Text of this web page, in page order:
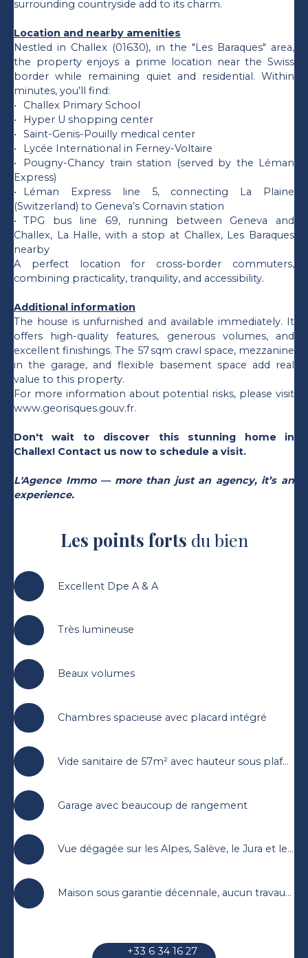
surrounding countryside add to its charm.
Location and nearby amenities
Nestled in Challex (01630), in the "Les Baraques" area,
the property enjoys a prime location near the Swiss
border while remaining quiet and residential. Within
minutes, you’ll find:
Challex Primary School
Hyper U shopping center
Saint-Genis-Pouilly medical center
Lycée International in Ferney-Voltaire
Pougny-Chancy train station (served by the Léman
Express)
Léman Express line 5, connecting La Plaine
(Switzerland) to Geneva’s Cornavin station
TPG bus line 69, running between Geneva and
Challex, La Halle, with a stop at Challex, Les Baraques
nearby
A perfect location for cross-border commuters,
combining practicality, tranquility, and accessibility.
Additional information
The house is unfurnished and available immediately. It
offers high-quality features, generous volumes, and
excellent finishings. The 57 sqm crawl space, mezzanine
in the garage, and flexible basement space add real
value to this property.
For more information about potential risks, please visit
www.georisques.gouv.fr.
Don't wait to discover this stunning home in
Challex! Contact us now to schedule a visit.
L'Agence Immo — more than just an agency, it’s an
experience.
Les points forts du bien
Excellent Dpe A & A
Très lumineuse
Beaux volumes
Chambres spacieuse avec placard intégré
Vide sanitaire de 57m² avec hauteur sous plafond de 1,80m
Garage avec beaucoup de rangement
Vue dégagée sur les Alpes, Salève, le Jura et les champs agricoles
Maison sous garantie décennale, aucun travaux à prévoir.
+33 6 34 16 27